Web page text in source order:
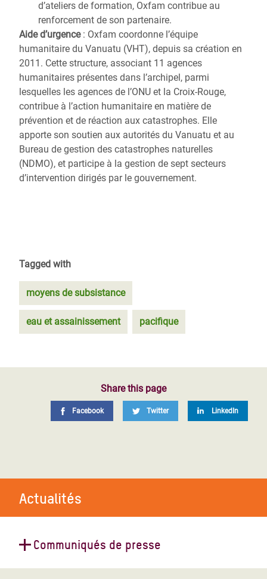
d’ateliers de formation, Oxfam contribue au
renforcement de son partenaire.
Aide d’urgence: Oxfam coordonne l’équipe
humanitaire du Vanuatu (VHT), depuis sa création en
2011. Cette structure, associant 11 agences
humanitaires présentes dans l’archipel, parmi
lesquelles les agences de l’ONU et la Croix-Rouge,
contribue à l’action humanitaire en matière de
prévention et de réaction aux catastrophes. Elle
apporte son soutien aux autorités du Vanuatu et au
Bureau de gestion des catastrophes naturelles
(NDMO), et participe à la gestion de sept secteurs
d’intervention dirigés par le gouvernement.
Tagged with
moyens de subsistance
eau et assainissement pacifique
Share this page
Facebook Twitter LinkedIn
Actualités
Communiqués de presse